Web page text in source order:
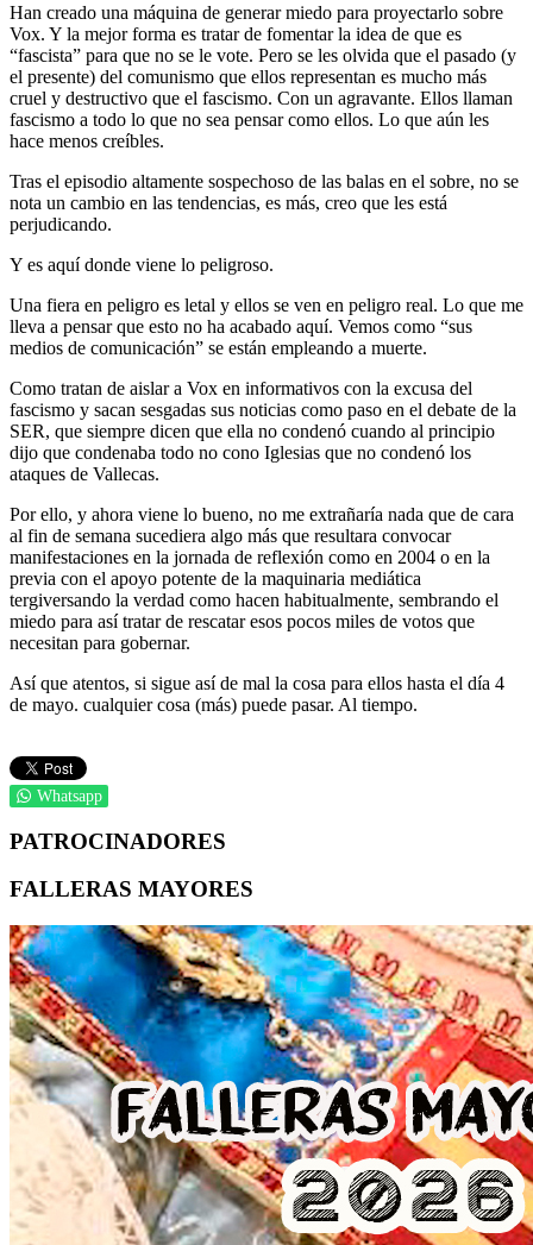
Han creado una máquina de generar miedo para proyectarlo sobre
Vox. Y la mejor forma es tratar de fomentar la idea de que es
“fascista” para que no se le vote. Pero se les olvida que el pasado (y
el presente) del comunismo que ellos representan es mucho más
cruel y destructivo que el fascismo. Con un agravante. Ellos llaman
fascismo a todo lo que no sea pensar como ellos. Lo que aún les
hace menos creíbles.
Tras el episodio altamente sospechoso de las balas en el sobre, no se
nota un cambio en las tendencias, es más, creo que les está
perjudicando.
Y es aquí donde viene lo peligroso.
Una fiera en peligro es letal y ellos se ven en peligro real. Lo que me
lleva a pensar que esto no ha acabado aquí. Vemos como “sus
medios de comunicación” se están empleando a muerte.
Como tratan de aislar a Vox en informativos con la excusa del
fascismo y sacan sesgadas sus noticias como paso en el debate de la
SER, que siempre dicen que ella no condenó cuando al principio
dijo que condenaba todo no cono Iglesias que no condenó los
ataques de Vallecas.
Por ello, y ahora viene lo bueno, no me extrañaría nada que de cara
al fin de semana sucediera algo más que resultara convocar
manifestaciones en la jornada de reflexión como en 2004 o en la
previa con el apoyo potente de la maquinaria mediática
tergiversando la verdad como hacen habitualmente, sembrando el
miedo para así tratar de rescatar esos pocos miles de votos que
necesitan para gobernar.
Así que atentos, si sigue así de mal la cosa para ellos hasta el día 4
de mayo. cualquier cosa (más) puede pasar. Al tiempo.
Whatsapp
PATROCINADORES
FALLERAS MAYORES